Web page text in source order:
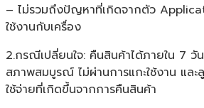
– ไม่รวมถึงปัญหาที่เกิดจากตัว
ใช้งานกับเครื่อง
2.กรณีเปลี่ยนใจ: คืนสินค้าได้ภายใน 7 วั
สภาพสมบูรณ์ ไม่ผ่านการแกะใช้งาน และ
ใช้จ่ายที่เกิดขึ้นจากการคืนสินค้า